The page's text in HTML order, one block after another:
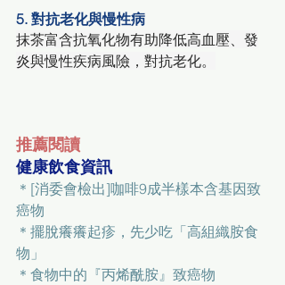
5. 對抗老化與慢性病
抹茶富含抗氧化物有助降低高血壓、發
炎與慢性疾病風險，對抗老化。
推薦閱讀
健康飲食資訊
＊ [消委會檢出]咖啡9成半樣本含基因致
癌物
＊ 擺脫癢癢起疹，先少吃「高組織胺食
物」
＊ 食物中的『丙烯酰胺』致癌物